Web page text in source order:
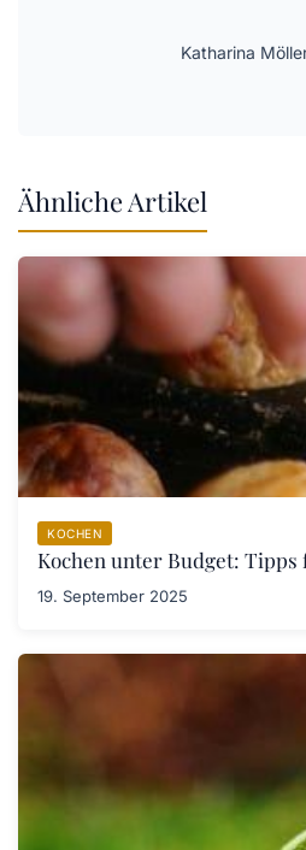
Katharina
Ähnliche Artikel
KOCHEN
Kochen unter Budget:
19. September 2025